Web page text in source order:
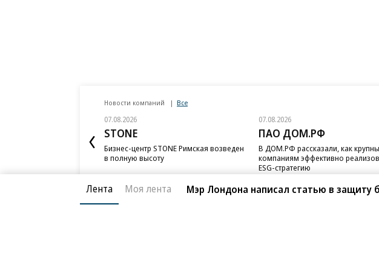
Новости компаний Все
07.08.2026
STONE
Бизнес-центр STONE Римская возведен
в полную высоту
07.08.2026
ПАО ДОМ.РФ
В ДОМ.РФ рассказали, как
компаниям эффективно
ESG-стратегию
Лента Моя лента Мэр Лондона написал статью в защиту